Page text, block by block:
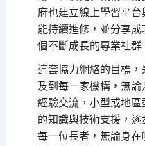
府也建立線上學習平
能持續進修，並分享
個不斷成長的專業社群
這套協力網絡的目標
及到每一家機構，無
經驗交流，小型或地
的知識與技術支援，
每一位長者，無論身